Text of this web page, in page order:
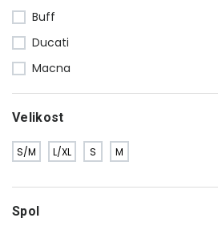
Buff
Ducati
Macna
Velikost
S/M L/XL S M
Spol